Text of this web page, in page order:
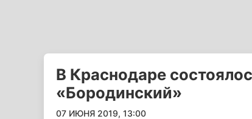
В Краснодаре
«Бородинский»
07 ИЮНЯ 2019, 13:00